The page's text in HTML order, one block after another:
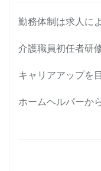
勤務体制は求人に
介護職員初任者研
キャリアアップを
ホームヘルパーか